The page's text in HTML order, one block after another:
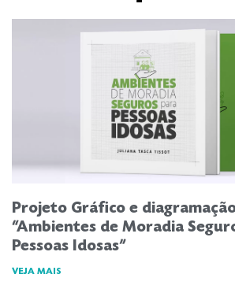
Projeto Gráfico e
“Ambientes de Moradia
Pessoas Idosas”
VEJA MAIS